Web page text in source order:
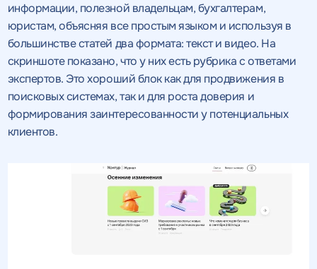
информации, полезной владельцам, бухгалтерам,
юристам, объясняя все простым языком и используя в
большинстве статей два формата: текст и видео. На
скриншоте показано, что у них есть рубрика с ответами
экспертов. Это хороший блок как для продвижения в
поисковых системах, так и для роста доверия и
формирования заинтересованности у потенциальных
клиентов.